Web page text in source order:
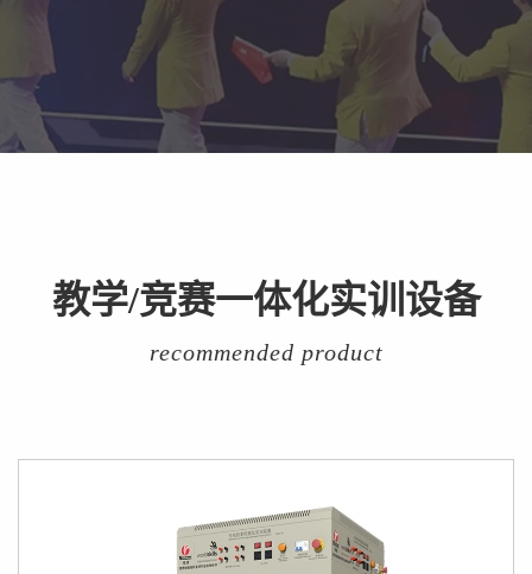
教学/竞赛一体化实训设备
recommended product
光电技术轻量化实训装置将智能照明⼯程应⽤、智能光电应